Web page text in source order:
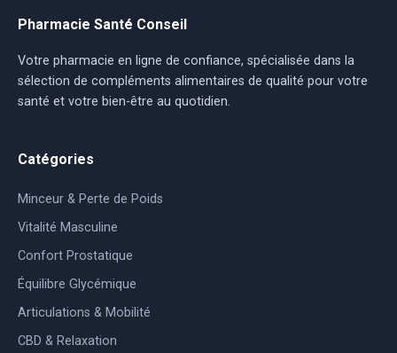
Pharmacie Santé Conseil
Votre pharmacie en ligne de confiance, spécialisée dans la
sélection de compléments alimentaires de qualité pour votre
santé et votre bien-être au quotidien.
Catégories
Minceur & Perte de Poids
Vitalité Masculine
Confort Prostatique
Équilibre Glycémique
Articulations & Mobilité
CBD & Relaxation